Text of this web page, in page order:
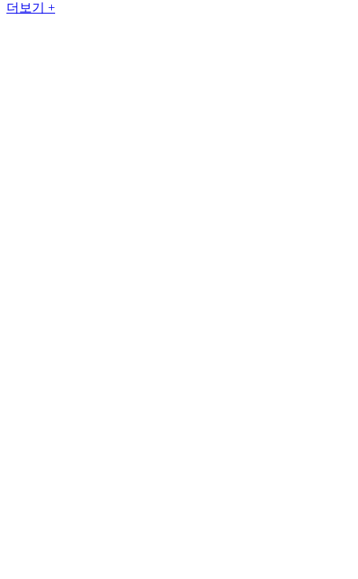
더보기 +